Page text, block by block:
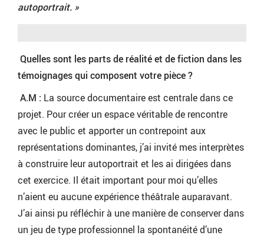
autoportrait. »
Quelles sont les parts de réalité et de fiction dans les
témoignages qui composent votre pièce ?
A.M : La source documentaire est centrale dans ce
projet. Pour créer un espace véritable de rencontre
avec le public et apporter un contrepoint aux
représentations dominantes, j’ai invité mes interprètes
à construire leur autoportrait et les ai dirigées dans
cet exercice. Il était important pour moi qu’elles
n’aient eu aucune expérience théâtrale auparavant.
J’ai ainsi pu réfléchir à une manière de conserver dans
un jeu de type professionnel la spontanéité d’une